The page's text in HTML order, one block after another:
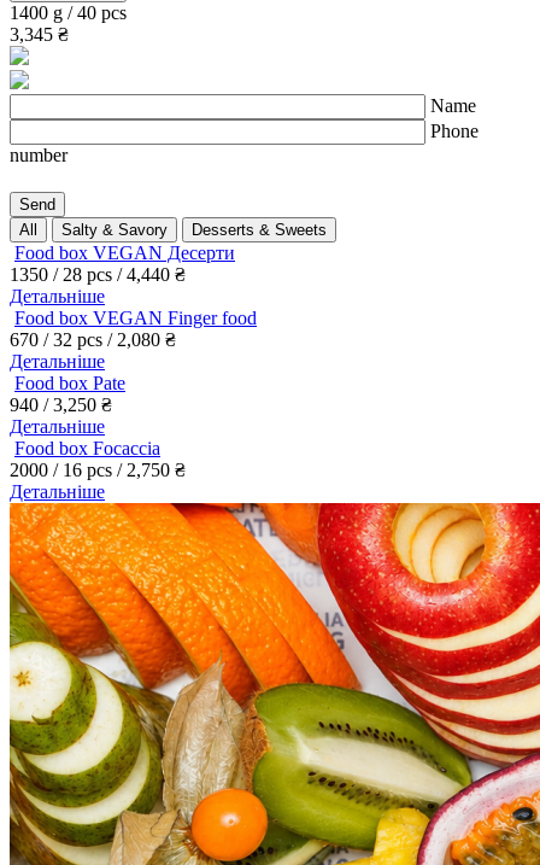
1400 g / 40 pcs
3,345 ₴
Name
Phone
number
All Salty & Savory Desserts & Sweets
Food box VEGAN Десерти
1350 / 28 pcs /4,440 ₴
Детальніше
Food box VEGAN Finger food
670 / 32 pcs / 2,080 ₴
Детальніше
Food box Pate
940 /3,250 ₴
Детальніше
Food box Focaccia
2000 / 16 pcs / 2,750 ₴
Детальніше